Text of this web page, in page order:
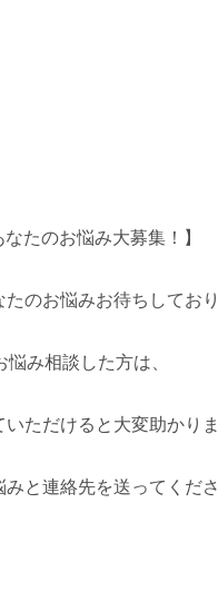
たのお悩み大募集！】
のお悩みお待ちしてお
み相談した方は、
いただけると大変助かり
と連絡先を送ってくだ